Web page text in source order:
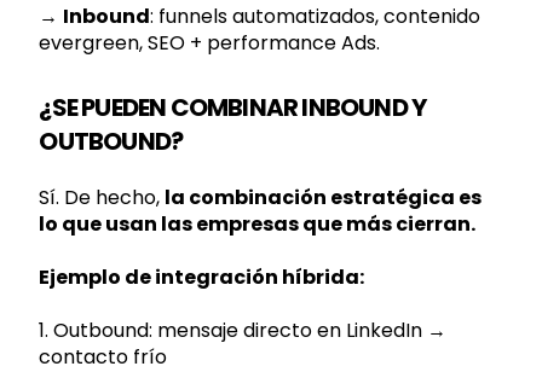
→ Inbound: funnels automatizados, contenido
evergreen, SEO + performance Ads.
¿SE PUEDEN COMBINAR INBOUND Y
OUTBOUND?
Sí. De hecho, la combinación estratégica es
lo que usan las empresas que más cierran.
Ejemplo de integración híbrida:
1. Outbound: mensaje directo en LinkedIn →
contacto frío